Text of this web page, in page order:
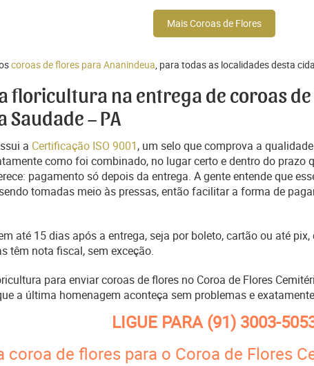
Mais Coroas de Flores
coroas de flores para Ananindeua, para todas as localidades desta
floricultura na entrega de coroas
Saudade – PA
a Certificação ISO 9001, um selo que comprova a
como foi combinado, no lugar certo e dentro do prazo
pagamento só depois da entrega. A gente entende que
tomadas meio às pressas, então facilitar a forma de
até 15 dias após a entrega, seja por boleto, cartão ou até
têm nota fiscal, sem exceção.
para enviar coroas de flores no Coroa de Flores
a última homenagem aconteça sem problemas e
LIGUE PARA(91) 3003-
coroa de flores para o Coroa de Flores